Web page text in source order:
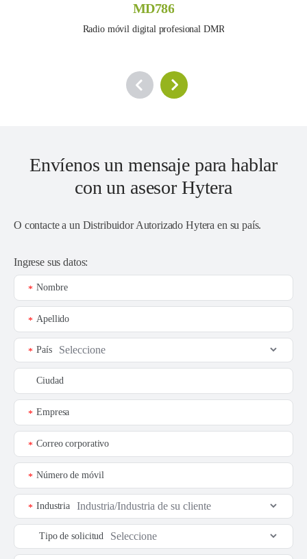
MD786
Radio móvil digital profesional DMR
Envíenos un mensaje para hablar
con un asesor Hytera
O contacte a un Distribuidor Autorizado Hytera en su país.
Ingrese sus datos:
Nombre
*
Apellido
*
País
*
Ciudad
Empresa
*
Correo corporativo
*
Número de móvil
*
Industria
*
Tipo de solicitud